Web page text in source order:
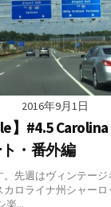
2016年9月1日
】#4.5
・番外編
先週はヴィンテージ
ロライナ州シャーロ
楽...